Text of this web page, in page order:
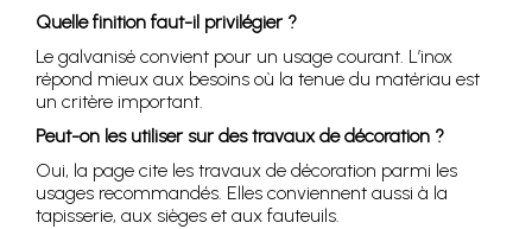
Quelle finition faut-il privilégier ?
Le galvanisé convient pour un usage courant. L’inox
répond mieux aux besoins où la tenue du matériau est
un critère important.
Peut-on les utiliser sur des travaux de décoration ?
Oui, la page cite les travaux de décoration parmi les
usages recommandés. Elles conviennent aussi à la
tapisserie, aux sièges et aux fauteuils.